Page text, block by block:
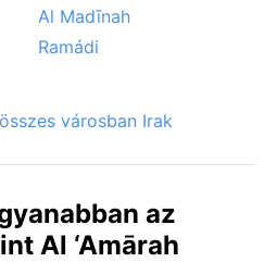
Al Madīnah
Ramádi
városban Irak
az
Al ‘Amārah